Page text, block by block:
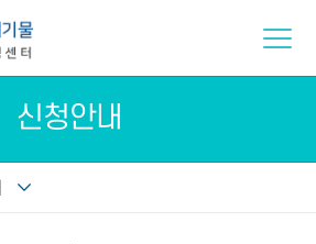
신청안내